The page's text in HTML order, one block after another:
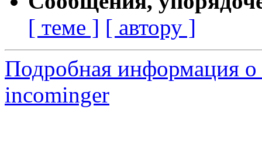
[ теме ] [ автору ]
Подробная информация о
incominger